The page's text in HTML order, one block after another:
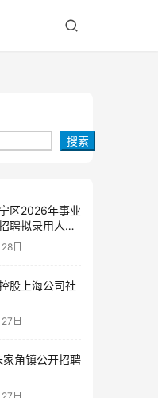
搜索
区2026年事业
聘拟录用人员
批)
日
股上海公司社
日
角镇公开招聘